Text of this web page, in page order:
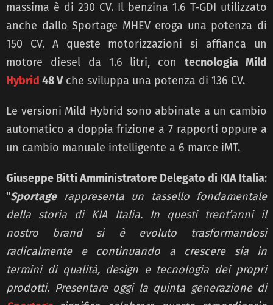
massima è di 230 CV. Il benzina 1.6 T-GDI utilizzato
anche dallo Sportage MHEV eroga una potenza di
150 CV. A queste motorizzazioni si affianca un
motore diesel da 1.6 litri, contecnologia Mild
Hybrid 48 Vche sviluppa una potenza di 136 CV.
Le versioni Mild Hybrid sono abbinate a un cambio
automatico a doppia frizione a 7 rapporti oppure a
un cambio manuale intelligente a 6 marce iMT.
Giuseppe Bitti Amministratore Delegato di KIA Italia:
“Sportagerappresenta un tassello fondamentale
della storia di KIA Italia. In questi trent’anni il
nostro brand si è evoluto trasformandosi
radicalmente e continuando a crescere sia in
termini di qualità, design e tecnologia dei propri
prodotti. Presentare oggi la quinta generazione di